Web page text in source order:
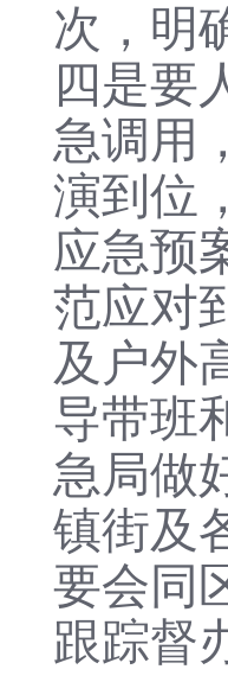
次，明
四是要
急调用
演到位
应急预
范应对
及户外
导带班
急局做
镇街及
要会同
跟踪督